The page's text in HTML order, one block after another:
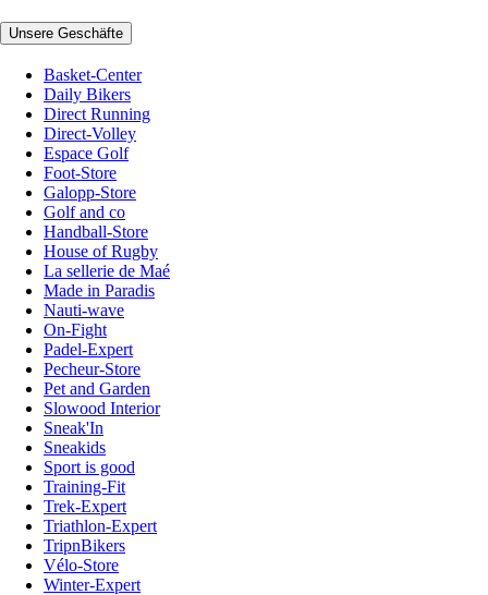
Unsere Geschäfte
Basket-Center
Daily Bikers
Direct Running
Direct-Volley
Espace Golf
Foot-Store
Galopp-Store
Golf and co
Handball-Store
House of Rugby
La sellerie de Maé
Made in Paradis
Nauti-wave
On-Fight
Padel-Expert
Pecheur-Store
Pet and Garden
Slowood Interior
Sneak'In
Sneakids
Sport is good
Training-Fit
Trek-Expert
Triathlon-Expert
TripnBikers
Vélo-Store
Winter-Expert